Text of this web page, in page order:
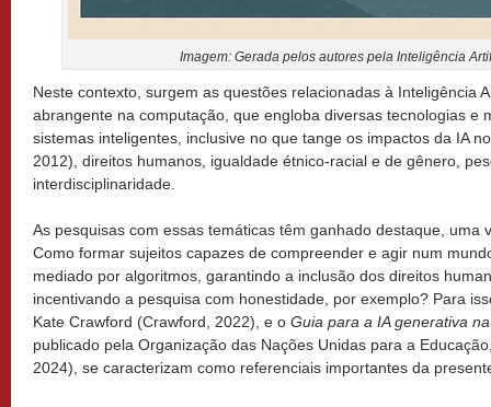
Imagem: Gerada pelos autores pela Inteligência
Neste contexto, surgem as questões relacionadas à Inteligência
abrangente na computação, que engloba diversas tecnologias e
sistemas inteligentes, inclusive no que tange os impactos da IA
2012), direitos humanos, igualdade étnico-racial e de gênero,
interdisciplinaridade.
As pesquisas com essas temáticas têm ganhado destaque, uma
Como formar sujeitos capazes de compreender e agir num
mediado por algoritmos, garantindo a inclusão dos direitos
incentivando a pesquisa com honestidade, por exemplo? Para
Kate Crawford (Crawford, 2022), e o Guia para a IA generativa
publicado pela Organização das Nações Unidas para a
2024), se caracterizam como referenciais importantes da